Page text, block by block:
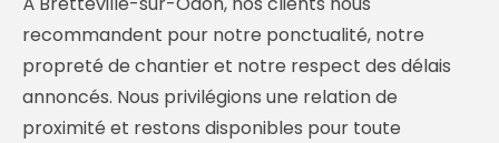
recommandent pour notre ponctualité, notre
propreté de chantier et notre respect des délais
annoncés. Nous privilégions une relation de
proximité et restons disponibles pour toute